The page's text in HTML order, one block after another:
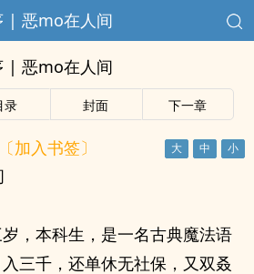
| 恶mo在人间
| 恶mo在人间
录 封面 下一章
〔加入书签〕
，本科生，是一名古典魔法语
三千，还单休无社保，又双叒